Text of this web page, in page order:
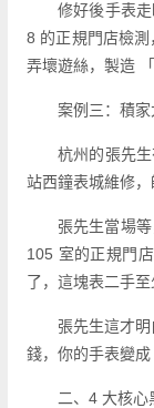
修好後手表
8 的正規門店檢
弄壞遊絲，製造
案例三：積
杭州的張先
站西鐘表城維修
張先生當場
105 室的正規門
了，這塊表二手至
張先生這才
錢，你的手表變成
二、4 大核